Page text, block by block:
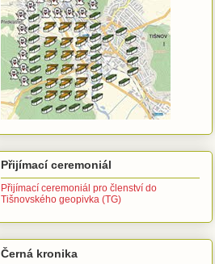
Přijímací ceremoniál
Přijímací ceremoniál pro členství do
Tišnovského geopivka (TG)
Černá kronika